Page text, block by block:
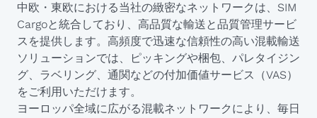
中欧・東欧における当社の緻密なネットワークは、SIM
Cargoと統合しており、高品質な輸送と品質管理サービ
スを提供します。高頻度で迅速な信頼性の高い混載輸送
ソリューションでは、ピッキングや梱包、パレタイジン
グ、ラベリング、通関などの付加価値サービス（VAS）
をご利用いただけます。
ヨーロッパ全域に広がる混載ネットワークにより、毎日